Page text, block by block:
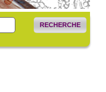
RECHERCHE